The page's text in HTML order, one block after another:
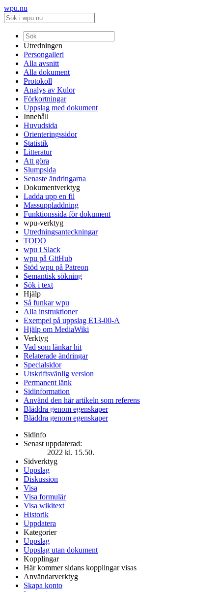
wpu.nu
Utredningen
Persongalleri
Alla avsnitt
Alla dokument
Protokoll
Analys av Kulor
Förkortningar
Uppslag med dokument
Innehåll
Huvudsida
Orienteringssidor
Statistik
Litteratur
Att göra
Slumpsida
Senaste ändringarna
Dokumentverktyg
Ladda upp en fil
Massuppladdning
Funktionssida för dokument
wpu-verktyg
Utredningsanteckningar
TODO
wpu i Slack
wpu på GitHub
Stöd wpu på Patreon
Semantisk sökning
Sök i text
Hjälp
Så funkar wpu
Alla instruktioner
Exempel på uppslag E13-00-A
Hjälp om MediaWiki
Verktyg
Vad som länkar hit
Relaterade ändringar
Specialsidor
Utskriftsvänlig version
Permanent länk
Sidinformation
Använd den här artikeln som referens
Bläddra genom egenskaper
Bläddra genom egenskaper
Sidinfo
Senast uppdaterad:
2022 kl. 15.50.
Sidverktyg
Uppslag
Diskussion
Visa
Visa formulär
Visa wikitext
Historik
Uppdatera
Kategorier
Uppslag
Uppslag utan dokument
Kopplingar
Här kommer sidans kopplingar visas
Användarverktyg
Skapa konto